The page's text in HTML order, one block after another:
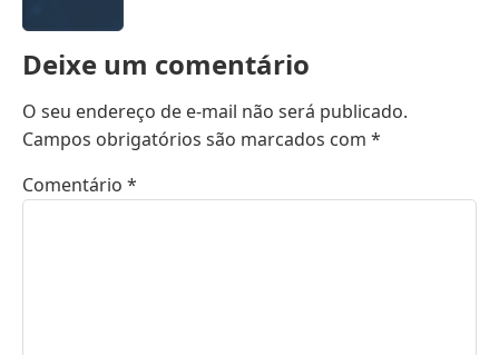
Deixe um comentário
O seu endereço de e-mail não será publicado.
Campos obrigatórios são marcados com *
Comentário *